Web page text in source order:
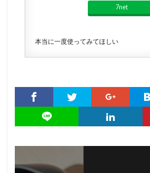
7net
本当に一度使ってみてほしい